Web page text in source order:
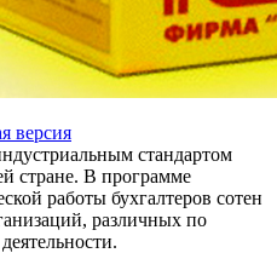
версия
стандартом
стране. В программе
работы бухгалтеров сотен
различных по